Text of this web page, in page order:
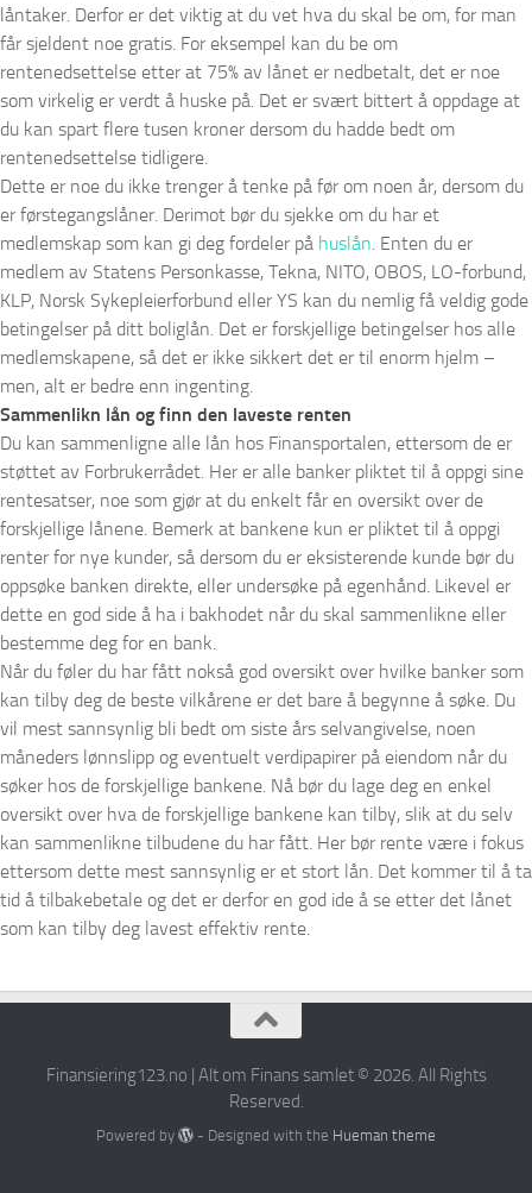
låntaker. Derfor er det viktig at du vet hva du skal be om, for man
får sjeldent noe gratis. For eksempel kan du be om
rentenedsettelse etter at 75% av lånet er nedbetalt, det er noe
som virkelig er verdt å huske på. Det er svært bittert å oppdage at
du kan spart flere tusen kroner dersom du hadde bedt om
rentenedsettelse tidligere.
Dette er noe du ikke trenger å tenke på før om noen år, dersom du
er førstegangslåner. Derimot bør du sjekke om du har et
medlemskap som kan gi deg fordeler på huslån. Enten du er
medlem av Statens Personkasse, Tekna, NITO, OBOS, LO-forbund,
KLP, Norsk Sykepleierforbund eller YS kan du nemlig få veldig gode
betingelser på ditt boliglån. Det er forskjellige betingelser hos alle
medlemskapene, så det er ikke sikkert det er til enorm hjelm –
men, alt er bedre enn ingenting.
Sammenlikn lån og finn den laveste renten
Du kan sammenligne alle lån hos Finansportalen, ettersom de er
støttet av Forbrukerrådet. Her er alle banker pliktet til å oppgi sine
rentesatser, noe som gjør at du enkelt får en oversikt over de
forskjellige lånene. Bemerk at bankene kun er pliktet til å oppgi
renter for nye kunder, så dersom du er eksisterende kunde bør du
oppsøke banken direkte, eller undersøke på egenhånd. Likevel er
dette en god side å ha i bakhodet når du skal sammenlikne eller
bestemme deg for en bank.
Når du føler du har fått nokså god oversikt over hvilke banker som
kan tilby deg de beste vilkårene er det bare å begynne å søke. Du
vil mest sannsynlig bli bedt om siste års selvangivelse, noen
måneders lønnslipp og eventuelt verdipapirer på eiendom når du
søker hos de forskjellige bankene. Nå bør du lage deg en enkel
oversikt over hva de forskjellige bankene kan tilby, slik at du selv
kan sammenlikne tilbudene du har fått. Her bør rente være i fokus
ettersom dette mest sannsynlig er et stort lån. Det kommer til å ta
tid å tilbakebetale og det er derfor en god ide å se etter det lånet
som kan tilby deg lavest effektiv rente.
Finansiering123.no | Alt om Finans samlet © 2026. All Rights
Reserved.
Powered by - Designed with the Hueman theme